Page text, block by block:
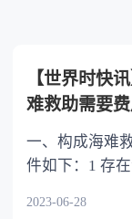
的继承人
【世界时快
难救助需要费
一、构成海难
件如下：1 存
2023-06-28